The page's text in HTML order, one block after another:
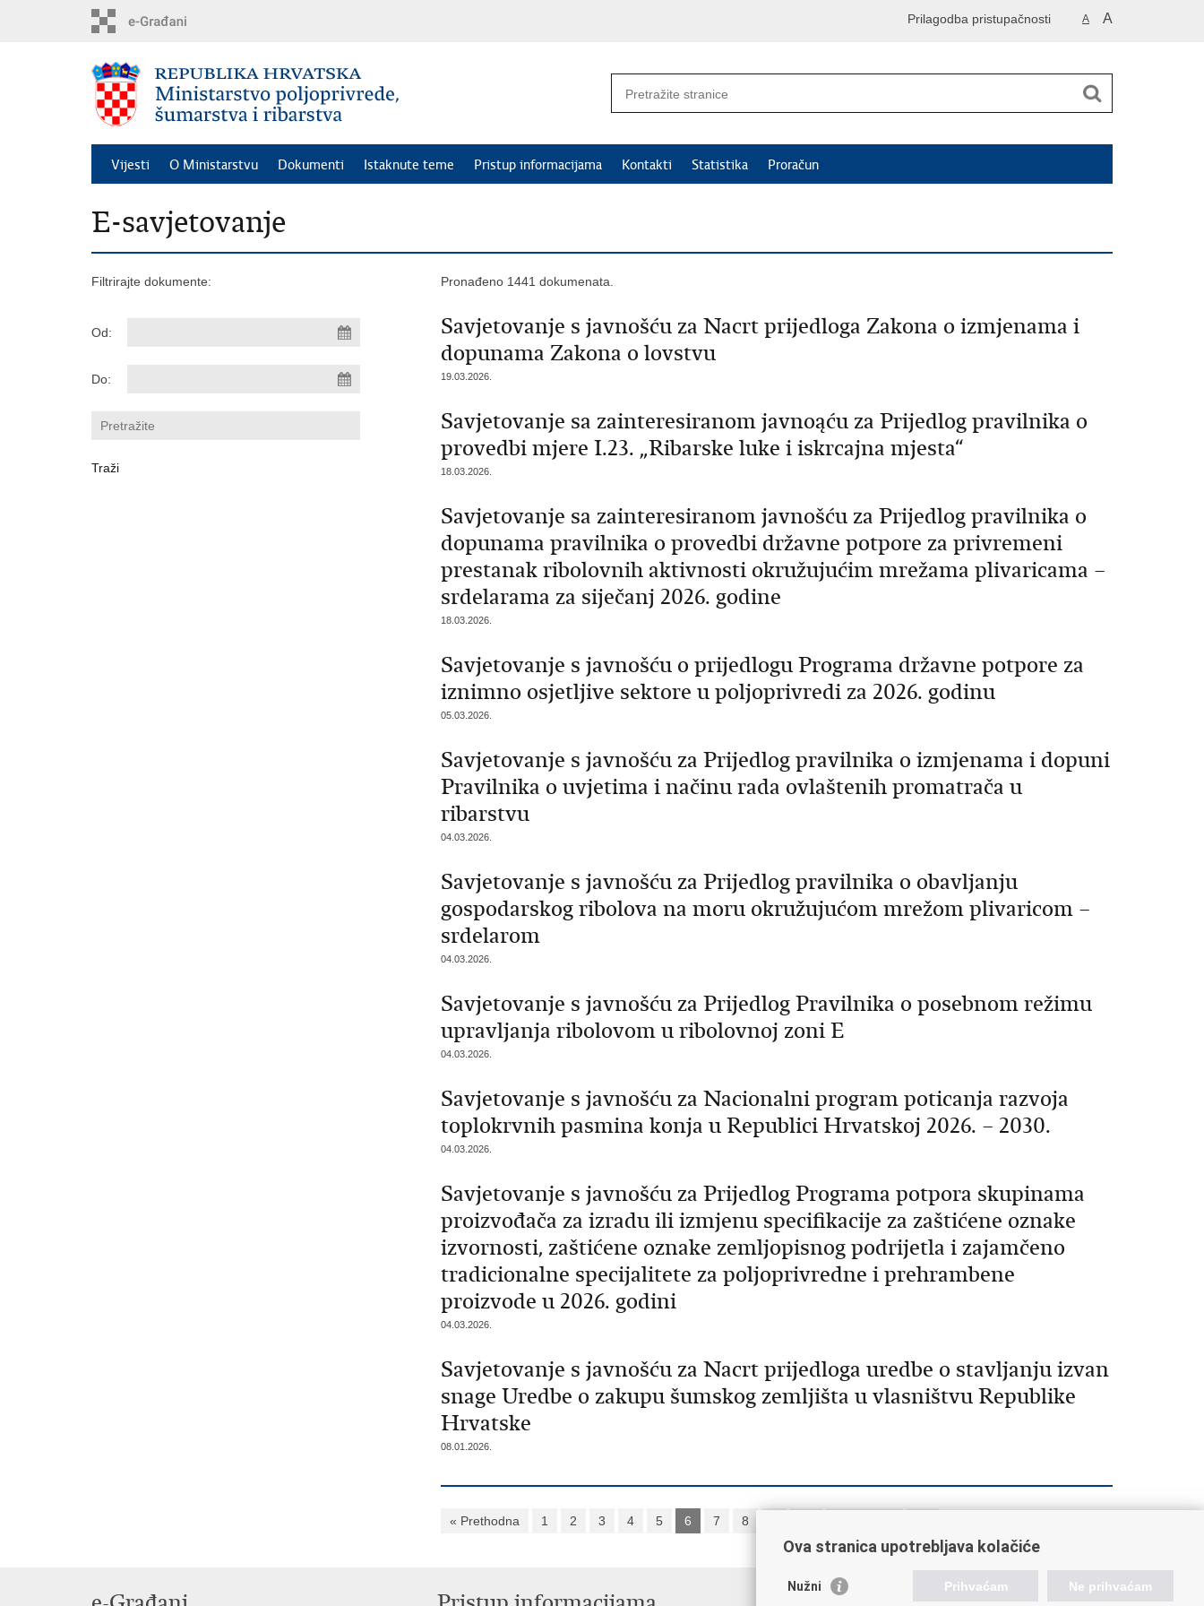
A A
Prilagodba pristupačnosti
Vijesti O Ministarstvu Dokumenti Istaknute teme Pristup informacijama Kontakti Statistika Proračun
E-savjetovanje
Filtrirajte dokumente:
Od:
Do:
Pronađeno 1441 dokumenata.
Savjetovanje s javnošću za Nacrt prijedloga Zakona o izmjenama i
dopunama Zakona o lovstvu
19.03.2026.
Savjetovanje sa zainteresiranom javnoąću za Prijedlog pravilnika o
provedbi mjere I.23. „Ribarske luke i iskrcajna mjesta“
18.03.2026.
Savjetovanje sa zainteresiranom javnošću za Prijedlog pravilnika o
dopunama pravilnika o provedbi državne potpore za privremeni
prestanak ribolovnih aktivnosti okružujućim mrežama plivaricama –
srdelarama za siječanj 2026. godine
18.03.2026.
Savjetovanje s javnošću o prijedlogu Programa državne potpore za
iznimno osjetljive sektore u poljoprivredi za 2026. godinu
05.03.2026.
Savjetovanje s javnošću za Prijedlog pravilnika o izmjenama i dopuni
Pravilnika o uvjetima i načinu rada ovlaštenih promatrača u
ribarstvu
04.03.2026.
Savjetovanje s javnošću za Prijedlog pravilnika o obavljanju
gospodarskog ribolova na moru okružujućom mrežom plivaricom –
srdelarom
04.03.2026.
Savjetovanje s javnošću za Prijedlog Pravilnika o posebnom režimu
upravljanja ribolovom u ribolovnoj zoni E
04.03.2026.
Savjetovanje s javnošću za Nacionalni program poticanja razvoja
toplokrvnih pasmina konja u Republici Hrvatskoj 2026. – 2030.
04.03.2026.
Savjetovanje s javnošću za Prijedlog Programa potpora skupinama
proizvođača za izradu ili izmjenu specifikacije za zaštićene oznake
izvornosti, zaštićene oznake zemljopisnog podrijetla i zajamčeno
tradicionalne specijalitete za poljoprivredne i prehrambene
proizvode u 2026. godini
04.03.2026.
Savjetovanje s javnošću za Nacrt prijedloga uredbe o stavljanju izvan
snage Uredbe o zakupu šumskog zemljišta u vlasništvu Republike
Hrvatske
08.01.2026.
« Prethodna 1 2 3 4 5 6 7 8
Ova stranica upotrebljava kolačiće
Nužni Prihvaćam Ne prihvaćam